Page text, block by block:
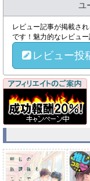
ユ
レビュー記事が掲載さ
です！魅力的なレビュー
レビュー投